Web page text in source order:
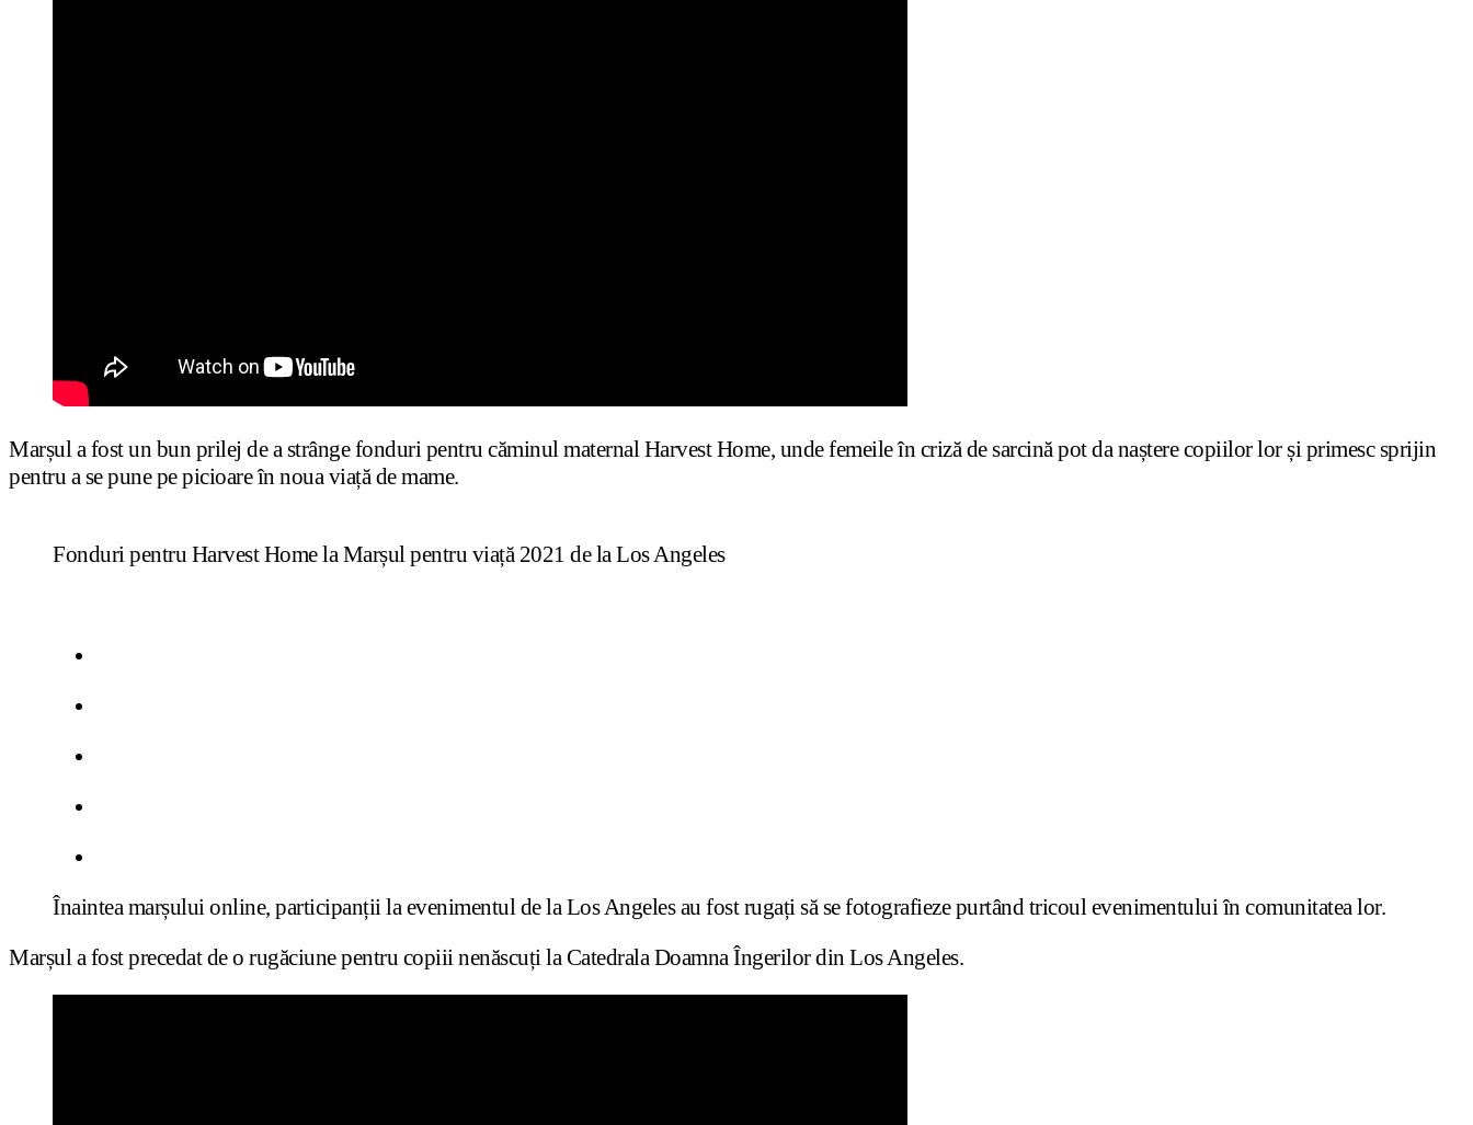
Marșul a fost un bun prilej de a strânge fonduri pentru căminul maternal Harvest Home, unde femeile în criză de sarcină pot da naștere copiilor lor și primesc sprijin
pentru a se pune pe picioare în noua viață de mame.
Fonduri pentru Harvest Home la Marșul pentru viață 2021 de la Los Angeles
Înaintea marșului online, participanții la evenimentul de la Los Angeles au fost rugați să se fotografieze purtând tricoul evenimentului în comunitatea lor.
Marșul a fost precedat de o rugăciune pentru copiii nenăscuți la Catedrala Doamna Îngerilor din Los Angeles.